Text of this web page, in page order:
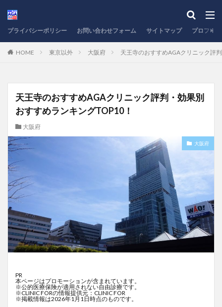
プライバシーポリシー お問い合わせフォーム サイトマップ プロフィ
HOME 東京以外 大阪府 天王寺のおすすめAGAクリニック評
天王寺のおすすめAGAクリニック評判・効果別
おすすめランキングTOP10！
大阪府
大阪府
PR
本ページはプロモーションが含まれています。
※公的医療保険が適用されない自由診療です。
※CLINIC FORの情報提供元：CLINIC FOR
※掲載情報は2026年1月1日時点のものです。